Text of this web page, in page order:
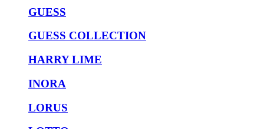
GUESS
GUESS COLLECTION
HARRY LIME
INORA
LORUS